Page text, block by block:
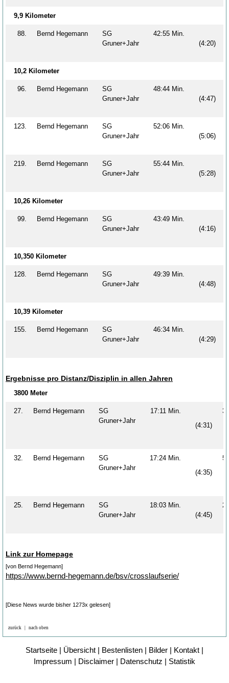
9,9 Kilometer
88. Bernd Hegemann
SG
Gruner+Jahr
42:55 Min.
(4:20)
10,2 Kilometer
96. Bernd Hegemann
SG
Gruner+Jahr
48:44 Min.
(4:47)
123. Bernd Hegemann
SG
Gruner+Jahr
52:06 Min.
(5:06)
219. Bernd Hegemann
SG
Gruner+Jahr
55:44 Min.
(5:28)
10,26 Kilometer
99. Bernd Hegemann
SG
Gruner+Jahr
43:49 Min.
(4:16)
10,350 Kilometer
128. Bernd Hegemann
SG
Gruner+Jahr
49:39 Min.
(4:48)
10,39 Kilometer
155. Bernd Hegemann
SG
Gruner+Jahr
46:34 Min.
(4:29)
Ergebnisse pro Distanz/Disziplin in allen Jahren
3800 Meter
27. Bernd Hegemann
SG
Gruner+Jahr
17:11 Min.
(4:31)
32. Bernd Hegemann
SG
Gruner+Jahr
17:24 Min.
(4:35)
25. Bernd Hegemann
SG
Gruner+Jahr
18:03 Min.
(4:45)
Link zur Homepage
[von Bernd Hegemann]
https://www.bernd-hegemann.de/bsv/crosslaufserie/
[Diese News wurde bisher 1273x gelesen]
zurück nach oben
Startseite | Übersicht | Bestenlisten | Bilder | Kontakt |
Impressum | Disclaimer | Datenschutz | Statistik